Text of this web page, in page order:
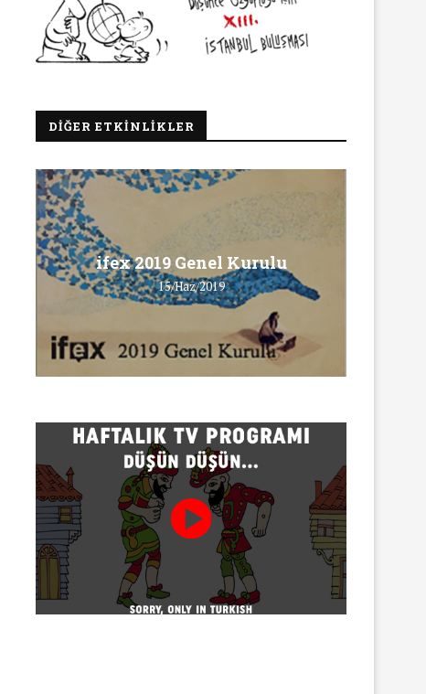
JINNEWS’in Türkçe X hesabına
erişim engeli
Gazeteci Sema Bingöl ve
hakkında soruşturma
30/07/2026
DIĞER ETKINLIKLER
ifex 2019 Genel Kurulu
15/Haz/2019